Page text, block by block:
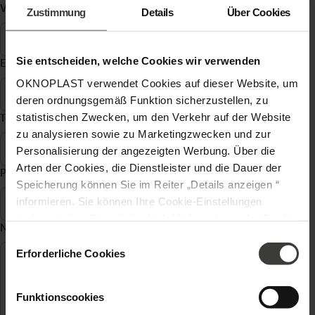
Zustimmung Details Über Cookies
Sie entscheiden, welche Cookies wir verwenden
OKNOPLAST verwendet Cookies auf dieser Website, um
deren ordnungsgemäß Funktion sicherzustellen, zu
statistischen Zwecken, um den Verkehr auf der Website
zu analysieren sowie zu Marketingzwecken und zur
Personalisierung der angezeigten Werbung. Über die
Arten der Cookies, die Dienstleister und die Dauer der
Speicherung können Sie im Reiter „Details anzeigen “
informieren. Sie können Ihre Cookie-Einstellungen
personenbezogenen Daten ist die Gesellschaft Oknoplast
sp. z o.o. Weitere Informationen über personenbezogene
Datenschutzrichtlinie
Erforderliche Cookies
Funktionscookies
Vorname, Name*
E-Mail Adresse*
Telefon*
Postleitzahl*
Nachricht